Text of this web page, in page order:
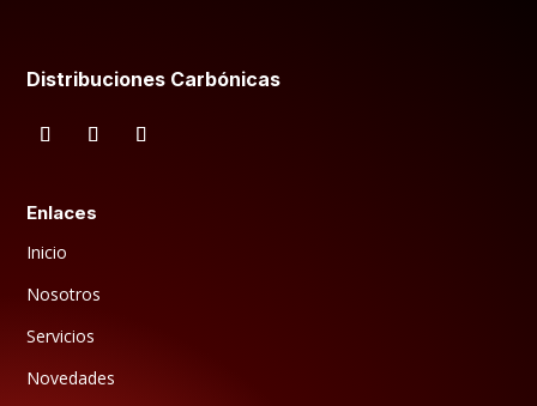
Distribuciones Carbónicas
Enlaces
Inicio
Nosotros
Servicios
Novedades